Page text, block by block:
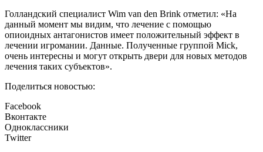
Голландский специалист Wim van den Brink отметил: «На
данный момент мы видим, что лечение с помощью
опиоидных антагонистов имеет положительный эффект в
лечении игромании. Данные. Полученные группой Mick,
очень интересны и могут открыть двери для новых методов
лечения таких субъектов».
Поделиться новостью:
Facebook
Вконтакте
Одноклассники
Twitter